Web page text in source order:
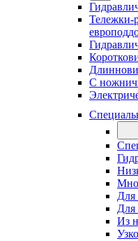
Тележки-
С
Для
Для
Из